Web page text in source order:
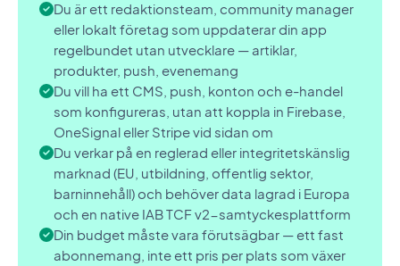
Du är ett redaktionsteam, community manager
eller lokalt företag som uppdaterar din app
regelbundet utan utvecklare — artiklar,
produkter, push, evenemang
Du vill ha ett CMS, push, konton och e-handel
som konfigureras, utan att koppla in Firebase,
OneSignal eller Stripe vid sidan om
Du verkar på en reglerad eller integritetskänslig
marknad (EU, utbildning, offentlig sektor,
barninnehåll) och behöver data lagrad i Europa
och en native IAB TCF v2-samtyckesplattform
Din budget måste vara förutsägbar — ett fast
abonnemang, inte ett pris per plats som växer